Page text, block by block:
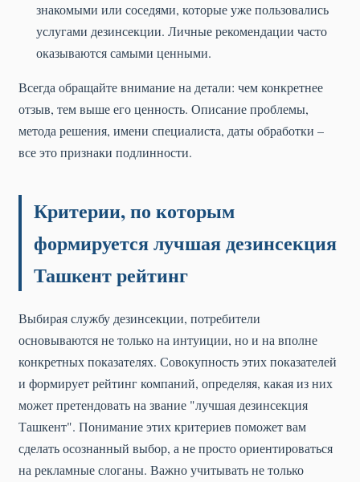
знакомыми или соседями, которые уже пользовались
услугами дезинсекции. Личные рекомендации часто
оказываются самыми ценными.
Всегда обращайте внимание на детали: чем конкретнее
отзыв, тем выше его ценность. Описание проблемы,
метода решения, имени специалиста, даты обработки –
все это признаки подлинности.
Критерии, по которым
формируется лучшая дезинсекция
Ташкент рейтинг
Выбирая службу дезинсекции, потребители
основываются не только на интуиции, но и на вполне
конкретных показателях. Совокупность этих показателей
и формирует рейтинг компаний, определяя, какая из них
может претендовать на звание "лучшая дезинсекция
Ташкент". Понимание этих критериев поможет вам
сделать осознанный выбор, а не просто ориентироваться
на рекламные слоганы. Важно учитывать не только